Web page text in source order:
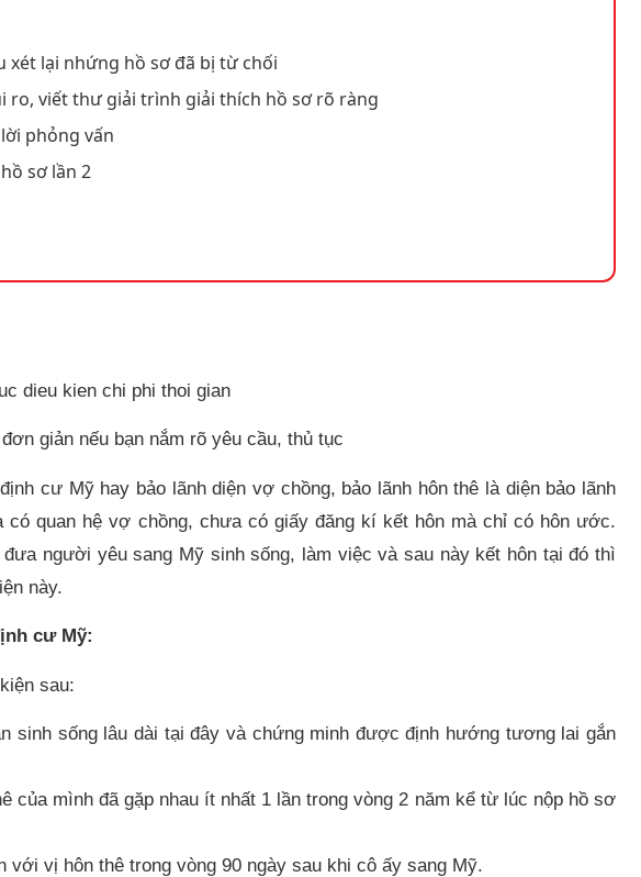
xét lại nhứng hồ sơ đã bị từ chối
ro, viết thư giải trình giải thích hồ sơ rõ ràng
phỏng vấn
sơ lần 2
giản nếu bạn nắm rõ yêu cầu, thủ tục
cư Mỹ hay bảo lãnh diện vợ chồng, bảo lãnh hôn thê là diện bảo lãnh
quan hệ vợ chồng, chưa có giấy đăng kí kết hôn mà chỉ có hôn ước.
người yêu sang Mỹ sinh sống, làm việc và sau này kết hôn tại đó thì
này.
cư Mỹ:
sau:
sinh sống lâu dài tại đây và chứng minh được định hướng tương lai gắn
của mình đã gặp nhau ít nhất 1 lần trong vòng 2 năm kể từ lúc nộp hồ sơ
vị hôn thê trong vòng 90 ngày sau khi cô ấy sang Mỹ.